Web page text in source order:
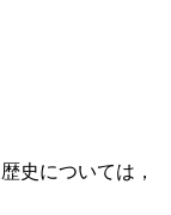
史については，